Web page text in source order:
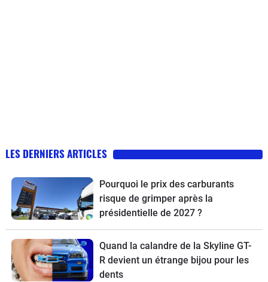
LES DERNIERS ARTICLES
Pourquoi le prix des carburants
risque de grimper après la
présidentielle de 2027 ?
Quand la calandre de la Skyline GT-
R devient un étrange bijou pour les
dents